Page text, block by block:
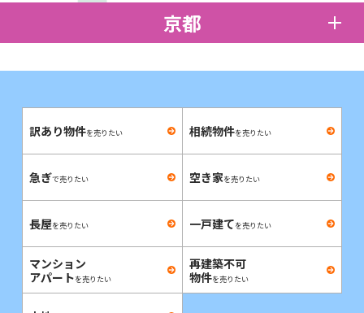
京都
訳あり物件を売りたい 相続物件を売りたい
急ぎで売りたい 空き家を売りたい
長屋を売りたい 一戸建てを売りたい
マンション
アパートを売りたい
再建築不可
物件を売りたい